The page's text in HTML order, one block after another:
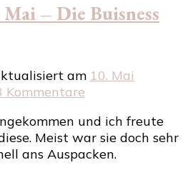
– Die Buisness
am 10. Mai
Kommentare
Galabox
im
Mai
und ich freute
Meist war sie doch sehr
ans Auspacken.